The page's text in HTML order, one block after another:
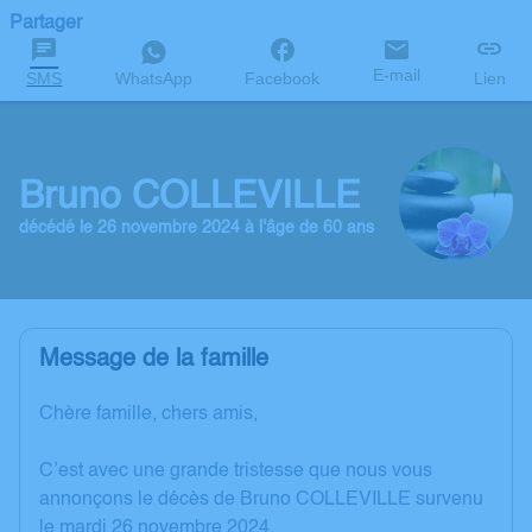
Partager
SMS WhatsApp Facebook E-mail Lien
Bruno COLLEVILLE
décédé le 26 novembre 2024 à l'âge de 60 ans
Message de la famille
Chère famille, chers amis,
C’est avec une grande tristesse que nous vous
annonçons le décès de Bruno COLLEVILLE survenu